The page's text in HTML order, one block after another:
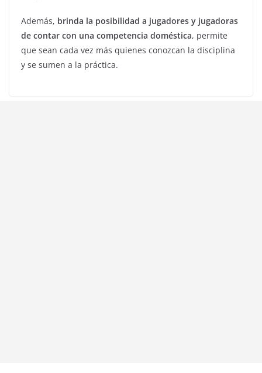
Además, brinda la posibilidad a jugadores y jugadoras
de contar con una competencia doméstica, permite
que sean cada vez más quienes conozcan la disciplina
y se sumen a la práctica.